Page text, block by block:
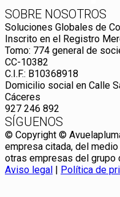
SOBRE NOSOTROS
Soluciones Globales de
Inscrito en el Registro
Tomo: 774 general de
CC-10382
C.I.F.: B10368918
Domicilio social en Calle
Cáceres
927 246 892
SÍGUENOS
© Copyright ©
empresa citada, del
otras empresas del grupo
Aviso legal | Política de